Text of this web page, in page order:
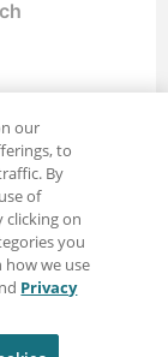
約
our
to
By
of
clicking on
you
we use
Privacy